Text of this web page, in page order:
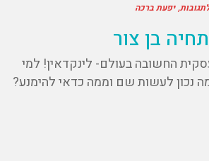
יפעת ברכה
בן צור
החשובה בעולם- לינקדאין! למי
נכון לעשות שם וממה כדאי להימנע?